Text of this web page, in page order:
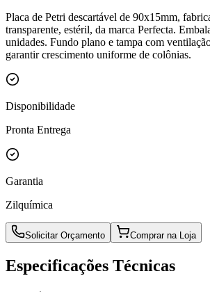
Placa de Petri descartável de 90x15mm,
transparente, estéril, da marca Perfecta.
unidades. Fundo plano e tampa com
garantir crescimento uniforme de colônias.
Disponibilidade
Pronta Entrega
Garantia
Zilquímica
Solicitar Orçamento Comprar na Loja
Especificações Técnicas